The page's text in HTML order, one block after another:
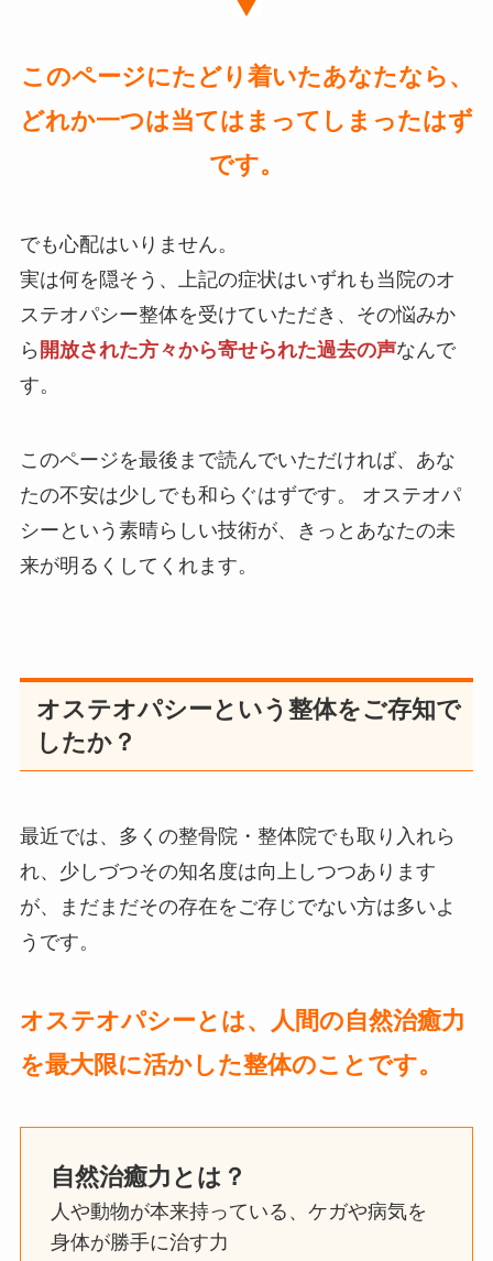
このページにたどり着いたあなたなら、
どれか一つは当てはまってしまったはず
です。
でも心配はいりません。
実は何を隠そう、上記の症状はいずれも当院のオ
ステオパシー整体を受けていただき、その悩みか
ら 開放された方々から寄せられた過去の声なんで
す。
このページを最後まで読んでいただければ、あな
たの不安は少しでも和らぐはずです。 オステオパ
シーという素晴らしい技術が、きっとあなたの未
来が明るくしてくれます。
オステオパシーという整体をご存知で
したか？
最近では、多くの整骨院・整体院でも取り入れら
れ、少しづつその知名度は向上しつつあります
が、まだまだその存在をご存じでない方は多いよ
うです。
オステオパシーとは、人間の自然治癒力
を最大限に活かした整体のことです。
自然治癒力とは？
人や動物が本来持っている、ケガや病気を
身体が勝手に治す力